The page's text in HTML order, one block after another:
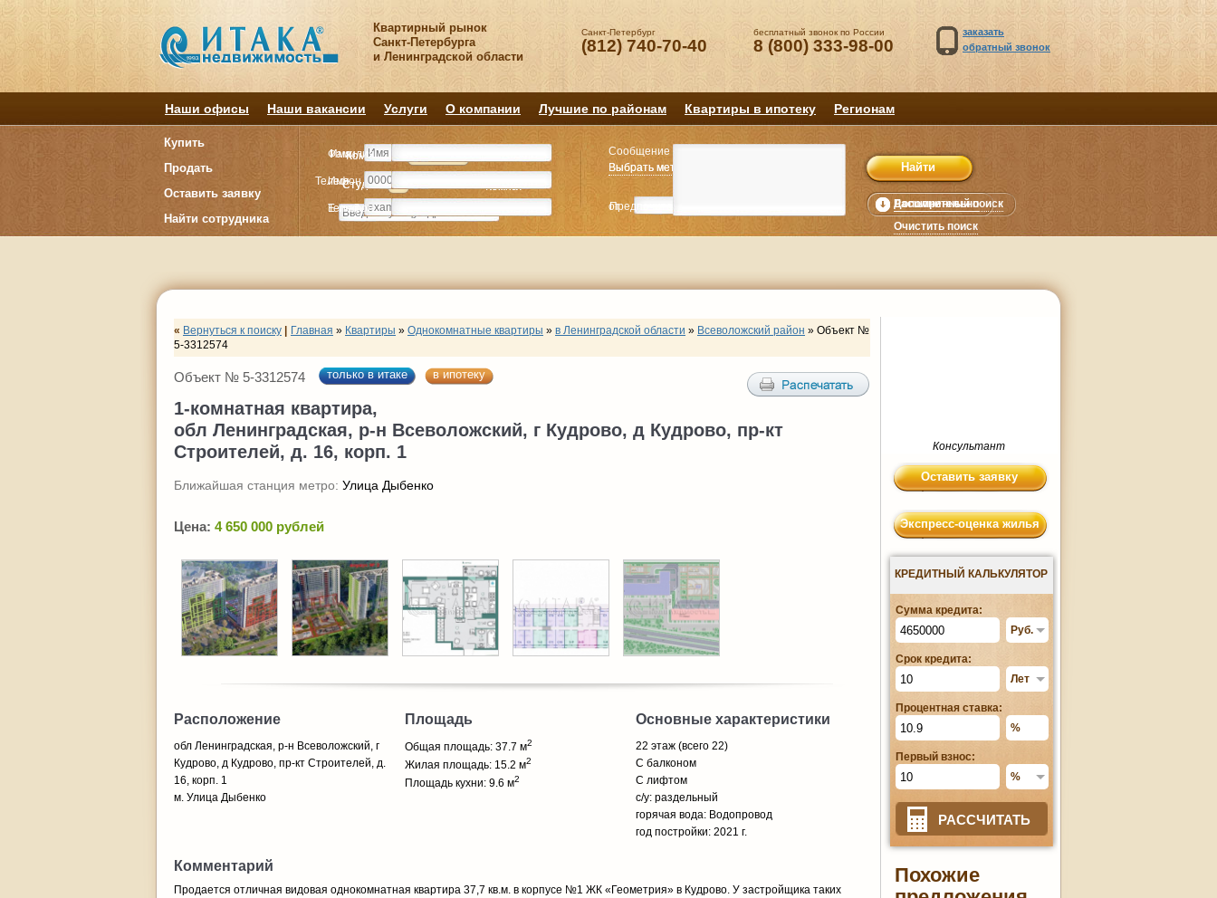
Квартирный рынок
Санкт-Петербурга
и Ленинградской области
Санкт-Петербург
(812) 740-70-40
бесплатный звонок по России
8 (800) 333-98-00
заказать
обратный звонок
Наши офисы Наши вакансии Услуги О компании Лучшие по районам Квартиры в ипотеку Регионам
Купить
Продать
Оставить заявку
Найти сотрудника
Комнату
Студия Комнат
Выбрать метро
от
Расширенный поиск
Очистить поиск
Комнату
Студия Комнат
Выбрать метро
Предпочитаемая цена Дополнительно
Имя
Телефон
E-mail
Сообщение
Фамилия
Имя
Телефон
« Вернуться к поиску Главная » Квартиры » Однокомнатные квартиры » в Ленинградской области » Всеволожский район » Объект №
5-3312574
Объект № 5-3312574 только в итаке в ипотеку
1-комнатная квартира,
обл Ленинградская, р-н Всеволожский, г Кудрово, д Кудрово, пр-кт
Строителей, д. 16, корп. 1
Ближайшая станция метро: Улица Дыбенко
Цена: 4 650 000 рублей
Расположение
обл Ленинградская, р-н Всеволожский, г
Кудрово, д Кудрово, пр-кт Строителей, д.
16, корп. 1
м. Улица Дыбенко
Площадь
Общая площадь: 37.7 м2
Жилая площадь: 15.2 м2
Площадь кухни: 9.6 м2
Основные характеристики
22 этаж (всего 22)
С балконом
С лифтом
с/у: раздельный
горячая вода: Водопровод
год постройки: 2021 г.
Комментарий
Продается отличная видовая однокомнатная квартира 37,7 кв.м. в корпусе №1 ЖК «Геометрия» в Кудрово. У застройщика таких
Консультант
Оставить заявку
Экспресс-оценка жилья
КРЕДИТНЫЙ КАЛЬКУЛЯТОР
Сумма кредита:
Срок кредита:
Процентная ставка:
Первый взнос:
РАССЧИТАТЬ
Похожие